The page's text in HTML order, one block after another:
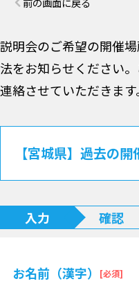
説明会のご希望の開催
法をお知らせください。
連絡させていただきます
【宮城県】過去の
入力 確認
お名前（漢字）